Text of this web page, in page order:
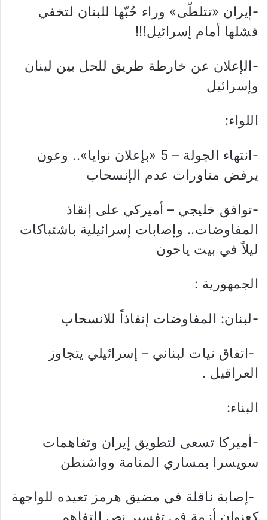
-إيران «تتلطّى» وراء حُبّها للبنان لتخفي
فشلها أمام إسرائيل!!!
-الإعلان عن خارطة طريق للحل بين لبنان
وإسرائيل
اللواء:
-انتهاء الجولة – 5 «بإعلان نوايا».. وعون
يرفض مناورات عدم الإنسحاب
-توافق خليجي – أميركي على إنقاذ
المفاوضات.. وإصابات إسرائيلية باشتباكات
ليلاً في بيت ياحون
الجمهورية :
-لبنان: المفاوضات إنفاذاً للانسحاب
-اتفاق نيات لبناني – إسرائيلي يتجاوز
العراقيل .
البناء:
-أميركا تسعى لتطويق إيران وتفاهمات
سويسرا بمساري المنامة وواشنطن
-إصابة ناقلة في مضيق هرمز تعيده للواجهة
كعنوان أزمة في تفسير نص التفاهم